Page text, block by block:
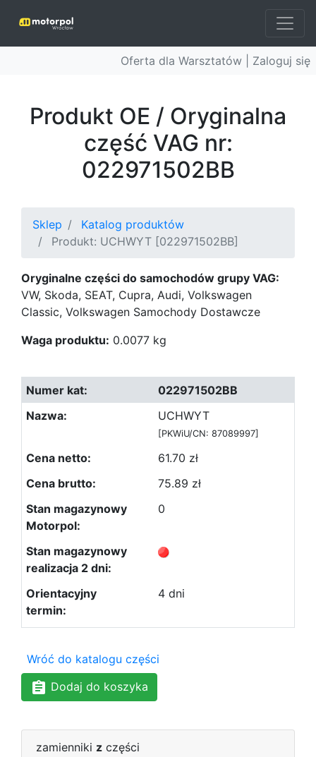
Oferta dla Warsztatów | Zaloguj się
Produkt OE / Oryginalna
część VAG nr:
022971502BB
Sklep
Katalog produktów
Produkt: UCHWYT [022971502BB]
Oryginalne części do samochodów grupy VAG:
VW, Skoda, SEAT, Cupra, Audi, Volkswagen
Classic, Volkswagen Samochody Dostawcze
Waga produktu: 0.0077 kg
022971502BB
UCHWYT
[PKWiU/CN: 87089997]
61.70 zł
75.89 zł
0
4 dni
Wróć do katalogu części
Dodaj do koszyka
zamienniki z części